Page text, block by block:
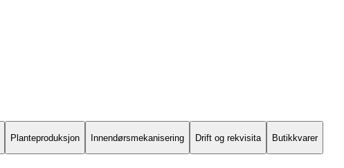
Planteproduksjon Innendørsmekanisering Drift og rekvisita Butikkvarer